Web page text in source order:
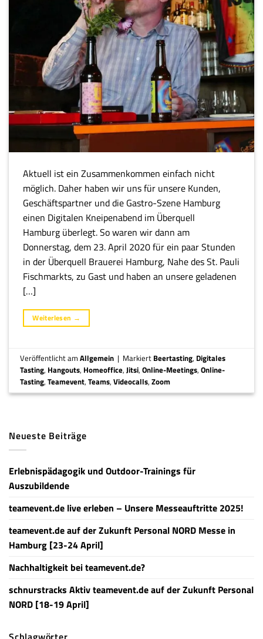
Aktuell ist ein Zusammenkommen einfach nicht
möglich. Daher haben wir uns für unsere Kunden,
Geschäftspartner und die Gastro-Szene Hamburg
einen Digitalen Kneipenabend im Überquell
Hamburg überlegt. So waren wir dann am
Donnerstag, dem 23. April 2020 für ein paar Stunden
in der Überquell Brauerei Hamburg, Nahe des St. Pauli
Fischmarkts, zu Gast und haben an unsere geladenen
[…]
Weiterlesen →
Veröffentlicht amAllgemein | Markiert Beertasting, Digitales
Tasting, Hangouts, Homeoffice,Jitsi,Online-Meetings,Online-
Tasting,Teamevent,Teams,Videocalls,Zoom
Neueste Beiträge
Erlebnispädagogik und Outdoor-Trainings für
Auszubildende
teamevent.de live erleben – Unsere Messeauftritte 2025!
teamevent.de auf der Zukunft Personal NORD Messe in
Hamburg [23-24 April]
Nachhaltigkeit bei teamevent.de?
schnurstracks Aktiv teamevent.de auf der Zukunft Personal
NORD [18-19 April]